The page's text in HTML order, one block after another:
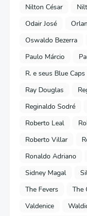
Nilton César
Odair José
Oswaldo Bezerra
Paulo Márcio
R. e seus Blue Caps
Ray Douglas
Reginaldo Sodré
Roberto Leal
Roberto Villar
Ronaldo Adriano
Sidney Magal
The Fevers
The
Valdenice